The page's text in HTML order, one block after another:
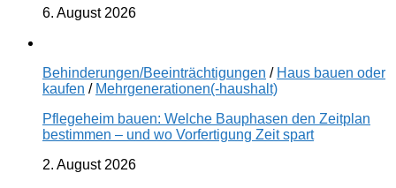
6. August 2026
Behinderungen/Beeinträchtigungen / Haus bauen oder
kaufen / Mehrgenerationen(-haushalt)
Pflegeheim bauen: Welche Bauphasen den Zeitplan
bestimmen – und wo Vorfertigung Zeit spart
2. August 2026